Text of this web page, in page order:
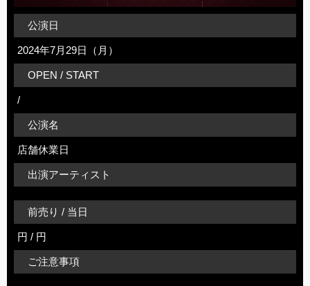
公演日
2024年7月29日（月）
OPEN / START
/
公演名
店舗休業日
出演アーティスト
前売り / 当日
円 / 円
ご注意事項